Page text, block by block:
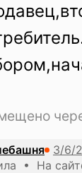
• На